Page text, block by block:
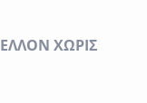
ΧΩΡΙΣ